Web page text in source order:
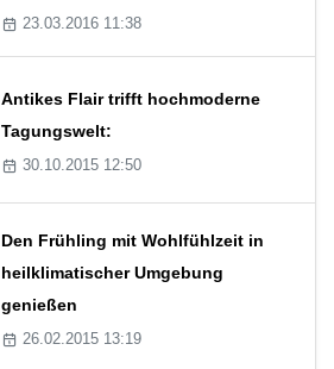
23.03.2016 11:38
Antikes Flair trifft hochmoderne
Tagungswelt:
30.10.2015 12:50
Den Frühling mit Wohlfühlzeit in
heilklimatischer Umgebung
genießen
26.02.2015 13:19